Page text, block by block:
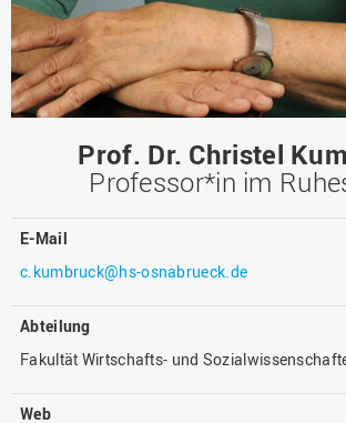
Prof. Dr. Christel
Professor*in im
E-Mail
c.kumbruck@hs-osnabrueck.de
Abteilung
Fakultät Wirtschafts- und
Web